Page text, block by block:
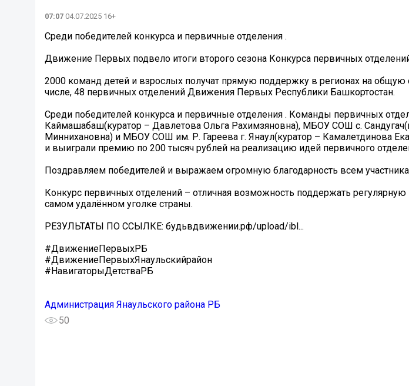
07:07 04.07.2025 16+
Среди победителей конкурса и первичные отделения .
Движение Первых подвело итоги второго сезона Конкурса первичных
2000 команд детей и взрослых получат прямую поддержку в регионах на
числе, 48 первичных отделений Движения Первых Республики Башкортостан.
Среди победителей конкурса и первичные отделения . Команды первичных
Каймашабаш(куратор – Давлетова Ольга Рахимзяновна), МБОУ СОШ с.
Миннихановна) и МБОУ СОШ им. Р. Гареева г. Янаул(куратор – Камалетдинова
и выиграли премию по 200 тысяч рублей на реализацию идей первичного
Поздравляем победителей и выражаем огромную благодарность всем
Конкурс первичных отделений – отличная возможность поддержать
самом удалённом уголке страны.
РЕЗУЛЬТАТЫ ПО ССЫЛКЕ: будьвдвижении.рф/upload/ibl...
#ДвижениеПервыхРБ
#ДвижениеПервыхЯнаульскийрайон
#НавигаторыДетстваРБ
Администрация Янаульского района РБ
50